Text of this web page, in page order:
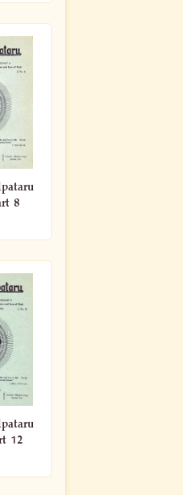
8
12